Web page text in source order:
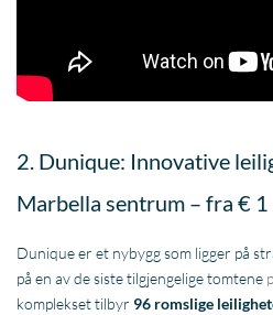
2. Dunique: Innovative
Marbella sentrum – fra €
Dunique er et nybygg som ligger på
på en av de siste tilgjengelige tomtene
komplekset tilbyr 96 romslige